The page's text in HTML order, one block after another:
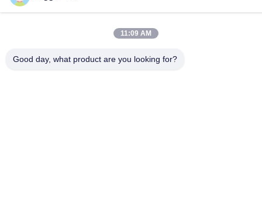
11:09 AM
Good day, what product are you looking for?